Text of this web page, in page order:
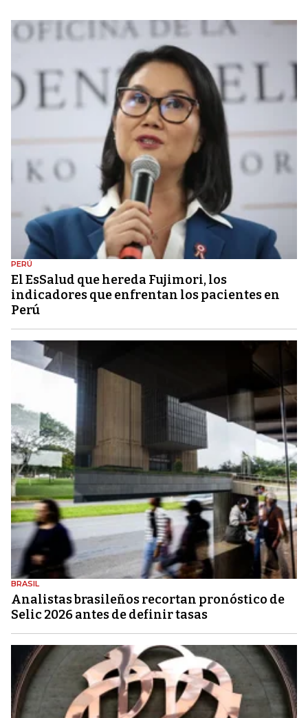
PERÚ
El EsSalud que hereda Fujimori, los
indicadores que enfrentan los pacientes en
Perú
BRASIL
Analistas brasileños recortan pronóstico de
Selic 2026 antes de definir tasas